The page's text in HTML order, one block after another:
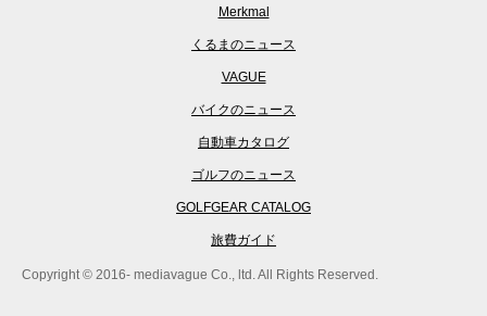
Merkmal
くるまのニュース
VAGUE
バイクのニュース
自動車カタログ
ゴルフのニュース
GOLFGEAR CATALOG
旅費ガイド
Copyright © 2016- mediavague Co., ltd. All Rights Reserved.